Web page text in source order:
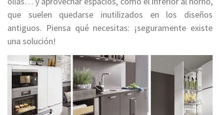
que suelen quedarse inutilizados en los diseños
antiguos. Piensa qué necesitas: ¡seguramente existe
una solución!